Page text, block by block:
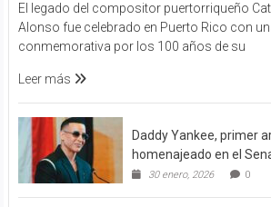
El legado del compositor puertorriqueño
Alonso fue celebrado en Puerto Rico con
conmemorativa por los 100 años de su
Leer más
Daddy Yankee, primer
homenajeado en el
30 enero, 2026 0